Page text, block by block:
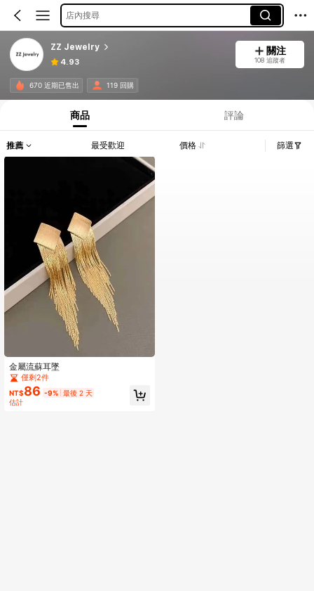
店內搜尋
ZZ Jewelry
4.93
關注
108 追蹤者
670 近期已售出 119 回購
商品 評論
推薦 最受歡迎 價格 篩選
金屬流蘇耳墜
僅剩2件
NT$86 -9% 最後 2 天
估計